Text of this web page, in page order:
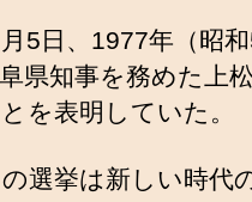
5日、1977年（昭
県知事を務めた上
を表明していた。
選挙は新しい時代